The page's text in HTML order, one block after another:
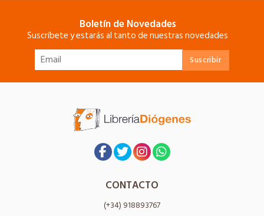
Boletín de Novedades
Suscríbete y estarás al tanto de nuestras novedades
CONTACTO
(+34) 918893767